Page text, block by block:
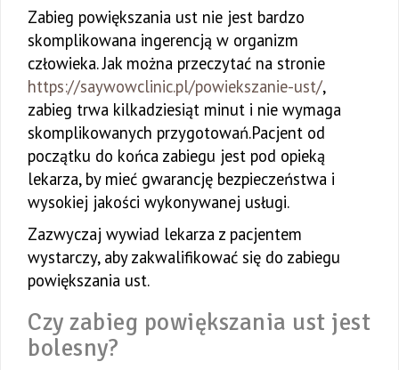
Zabieg powiększania ust nie jest bardzo
skomplikowana ingerencją w organizm
człowieka. Jak można przeczytać na stronie
https://saywowclinic.pl/powiekszanie-ust/,
zabieg trwa kilkadziesiąt minut i nie wymaga
skomplikowanych przygotowań.Pacjent od
początku do końca zabiegu jest pod opieką
lekarza, by mieć gwarancję bezpieczeństwa i
wysokiej jakości wykonywanej usługi.
Zazwyczaj wywiad lekarza z pacjentem
wystarczy, aby zakwalifikować się do zabiegu
powiększania ust.
Czy zabieg powiększania ust jest
bolesny?